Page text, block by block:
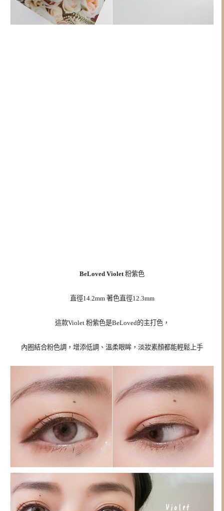
BeLoved Violet粉紫色
直徑14.2mm 著色直徑12.3mm
這款Violet 粉紫色是BeLoved的主打色，
內圈結合粉色調，增添低調、溫柔眼眸，淡妝素顏都能輕鬆上手